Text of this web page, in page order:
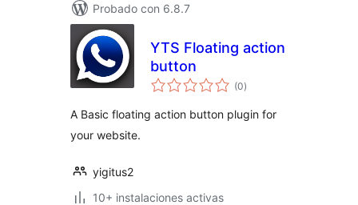
Probado con 6.8.7
YTS Floating action
button
(0valoraciones
en
)
A Basic floating action button plugin for
your website.
yigitus2
10+ instalaciones activas